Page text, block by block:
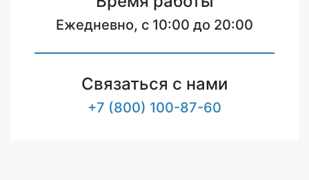
Ежедневно, с 10:00 до 20:00
Связаться с нами
+7 (800) 100-87-60